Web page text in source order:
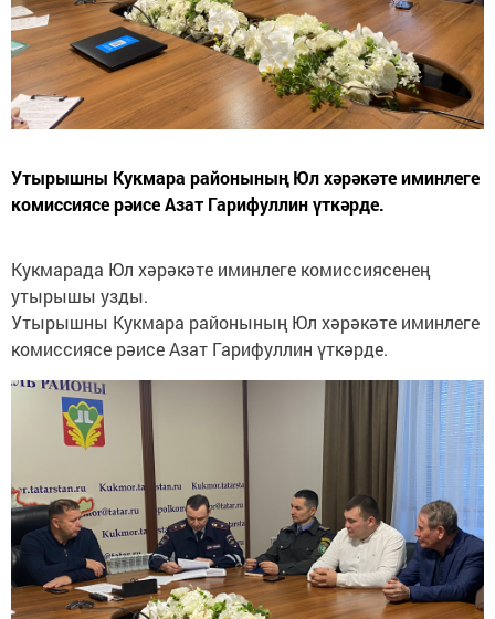
Утырышны Кукмара районының Юл хәрәкәте иминлеге
комиссиясе рәисе Азат Гарифуллин үткәрде.
Кукмарада Юл хәрәкәте иминлеге комиссиясенең
утырышы узды.
Утырышны Кукмара районының Юл хәрәкәте иминлеге
комиссиясе рәисе Азат Гарифуллин үткәрде.